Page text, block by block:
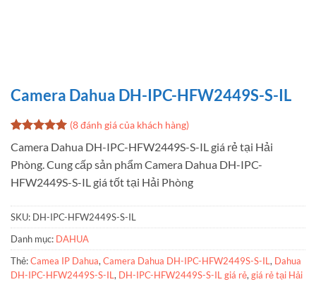
Camera Dahua DH-IPC-HFW2449S-S-IL
5trên 5
dựa trên
8
đánh giá
(8đánh giá của khách hàng)
Camera Dahua DH-IPC-HFW2449S-S-IL giá rẻ tại Hải
Phòng. Cung cấp sản phẩm Camera Dahua DH-IPC-
HFW2449S-S-IL giá tốt tại Hải Phòng
SKU: DH-IPC-HFW2449S-S-IL
Danh mục: DAHUA
Thẻ:Camea IP Dahua, Camera Dahua DH-IPC-HFW2449S-S-IL , Dahua
DH-IPC-HFW2449S-S-IL , DH-IPC-HFW2449S-S-IL giá rẻ, giá rẻ tại Hải